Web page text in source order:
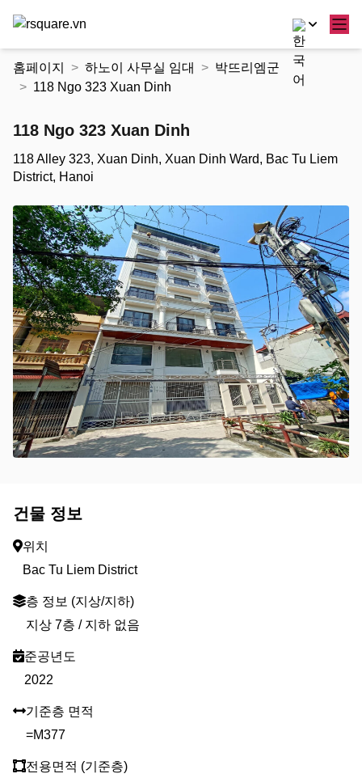
홈페이지 하노이 사무실 임대
박뜨리엠군
118 Ngo 323 Xuan Dinh
118 Ngo 323 Xuan Dinh
118 Alley 323, Xuan Dinh, Xuan Dinh Ward, Bac Tu Liem
District, Hanoi
건물 정보
위치
Bac Tu Liem District
층 정보 (지상/지하)
지상 7층 / 지하 없음
준공년도
2022
기준층 면적
=M377
전용면적 (기준층)